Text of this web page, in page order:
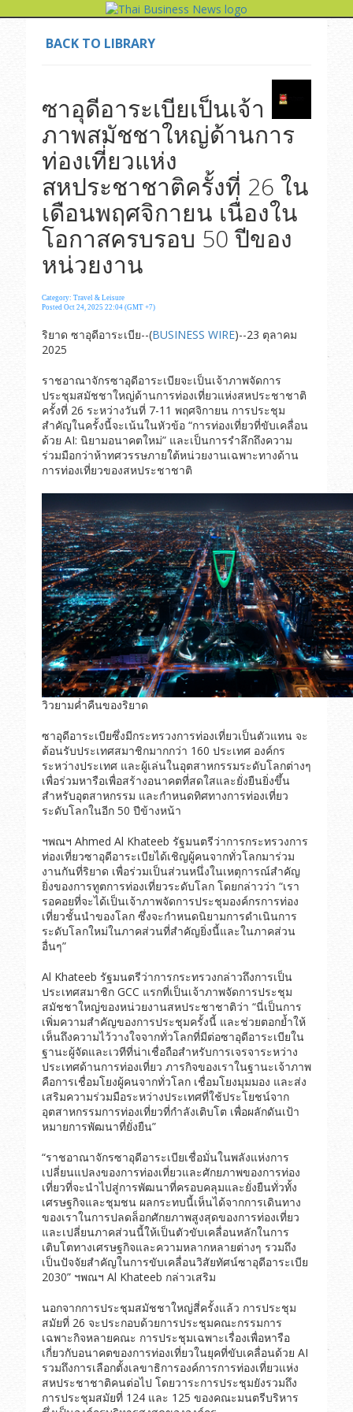
BACK TO LIBRARY
ซาอุดีอาระเบียเป็นเจ้า
ภาพสมัชชาใหญ่ด้านการ
ท่องเที่ยวแห่ง
สหประชาชาติครั้งที่ 26 ใน
เดือนพฤศจิกายน เนื่องใน
โอกาสครบรอบ 50 ปีของ
หน่วยงาน
Category: Travel & Leisure
Posted Oct 24, 2025 22:04 (GMT +7)
ริยาด ซาอุดีอาระเบีย--(BUSINESS WIRE)--23 ตุลาคม
2025
ราชอาณาจักรซาอุดีอาระเบียจะเป็นเจ้าภาพจัดการ
ประชุมสมัชชาใหญ่ด้านการท่องเที่ยวแห่งสหประชาชาติ
ครั้งที่ 26 ระหว่างวันที่ 7-11 พฤศจิกายน การประชุม
สำคัญในครั้งนี้จะเน้นในหัวข้อ “การท่องเที่ยวที่ขับเคลื่อน
ด้วย AI: นิยามอนาคตใหม่” และเป็นการรำลึกถึงความ
ร่วมมือกว่าห้าทศวรรษภายใต้หน่วยงานเฉพาะทางด้าน
การท่องเที่ยวของสหประชาชาติ
วิวยามค่ำคืนของริยาด
ซาอุดีอาระเบียซึ่งมีกระทรวงการท่องเที่ยวเป็นตัวแทน จะ
ต้อนรับประเทศสมาชิกมากกว่า 160 ประเทศ องค์กร
ระหว่างประเทศ และผู้เล่นในอุตสาหกรรมระดับโลกต่างๆ
เพื่อร่วมหารือเพื่อสร้างอนาคตที่สดใสและยั่งยืนยิ่งขึ้น
สำหรับอุตสาหกรรม และกำหนดทิศทางการท่องเที่ยว
ระดับโลกในอีก 50 ปีข้างหน้า
ฯพณฯ Ahmed Al Khateeb รัฐมนตรีว่าการกระทรวงการ
ท่องเที่ยวซาอุดีอาระเบียได้เชิญผู้คนจากทั่วโลกมาร่วม
งานกันที่ริยาด เพื่อร่วมเป็นส่วนหนึ่งในเหตุการณ์สำคัญ
ยิ่งของการทูตการท่องเที่ยวระดับโลก โดยกล่าวว่า “เรา
รอคอยที่จะได้เป็นเจ้าภาพจัดการประชุมองค์กรการท่อง
เที่ยวชั้นนำของโลก ซึ่งจะกำหนดนิยามการดำเนินการ
ระดับโลกใหม่ในภาคส่วนที่สำคัญยิ่งนี้และในภาคส่วน
อื่นๆ”
Al Khateeb รัฐมนตรีว่าการกระทรวงกล่าวถึงการเป็น
ประเทศสมาชิก GCC แรกที่เป็นเจ้าภาพจัดการประชุม
สมัชชาใหญ่ของหน่วยงานสหประชาชาติว่า “นี่เป็นการ
เพิ่มความสำคัญของการประชุมครั้งนี้ และช่วยตอกย้ำให้
เห็นถึงความไว้วางใจจากทั่วโลกที่มีต่อซาอุดีอาระเบียใน
ฐานะผู้จัดและเวทีที่น่าเชื่อถือสำหรับการเจรจาระหว่าง
ประเทศด้านการท่องเที่ยว ภารกิจของเราในฐานะเจ้าภาพ
คือการเชื่อมโยงผู้คนจากทั่วโลก เชื่อมโยงมุมมอง และส่ง
เสริมความร่วมมือระหว่างประเทศที่ใช้ประโยชน์จาก
อุตสาหกรรมการท่องเที่ยวที่กำลังเติบโต เพื่อผลักดันเป้า
หมายการพัฒนาที่ยั่งยืน”
“ราชอาณาจักรซาอุดีอาระเบียเชื่อมั่นในพลังแห่งการ
เปลี่ยนแปลงของการท่องเที่ยวและศักยภาพของการท่อง
เที่ยวที่จะนำไปสู่การพัฒนาที่ครอบคลุมและยั่งยืนทั่วทั้ง
เศรษฐกิจและชุมชน ผลกระทบนี้เห็นได้จากการเดินทาง
ของเราในการปลดล็อกศักยภาพสูงสุดของการท่องเที่ยว
และเปลี่ยนภาคส่วนนี้ให้เป็นตัวขับเคลื่อนหลักในการ
เติบโตทางเศรษฐกิจและความหลากหลายต่างๆ รวมถึง
เป็นปัจจัยสำคัญในการขับเคลื่อนวิสัยทัศน์ซาอุดีอาระเบีย
2030” ฯพณฯ Al Khateeb กล่าวเสริม
นอกจากการประชุมสมัชชาใหญ่สี่ครั้งแล้ว การประชุม
สมัยที่ 26 จะประกอบด้วยการประชุมคณะกรรมการ
เฉพาะกิจหลายคณะ การประชุมเฉพาะเรื่องเพื่อหารือ
เกี่ยวกับอนาคตของการท่องเที่ยวในยุคที่ขับเคลื่อนด้วย AI
รวมถึงการเลือกตั้งเลขาธิการองค์การการท่องเที่ยวแห่ง
สหประชาชาติคนต่อไป โดยวาระการประชุมยังรวมถึง
การประชุมสมัยที่ 124 และ 125 ของคณะมนตรีบริหาร